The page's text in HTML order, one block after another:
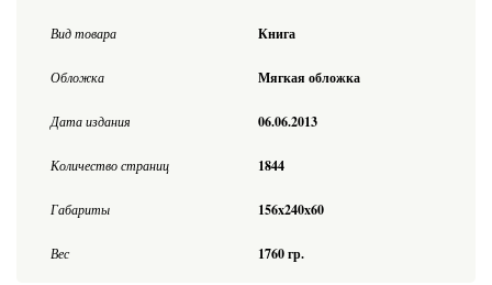
Вид товара Книга
Обложка Мягкая обложка
Дата издания 06.06.2013
Количество страниц 1844
Габариты 156x240x60
Вес 1760 гр.